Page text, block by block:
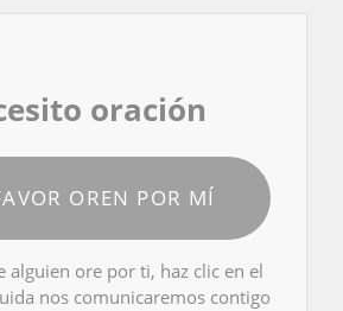
oración
OREN POR MÍ
alguien ore por ti, haz clic en el
nos comunicaremos contigo